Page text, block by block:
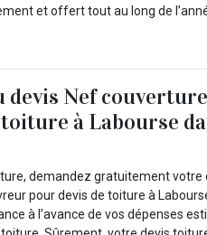
et offert tout au long de
devis Nef
à Labourse
demandez gratuitement votre
pour devis de toiture à
à l’avance de vos dépenses